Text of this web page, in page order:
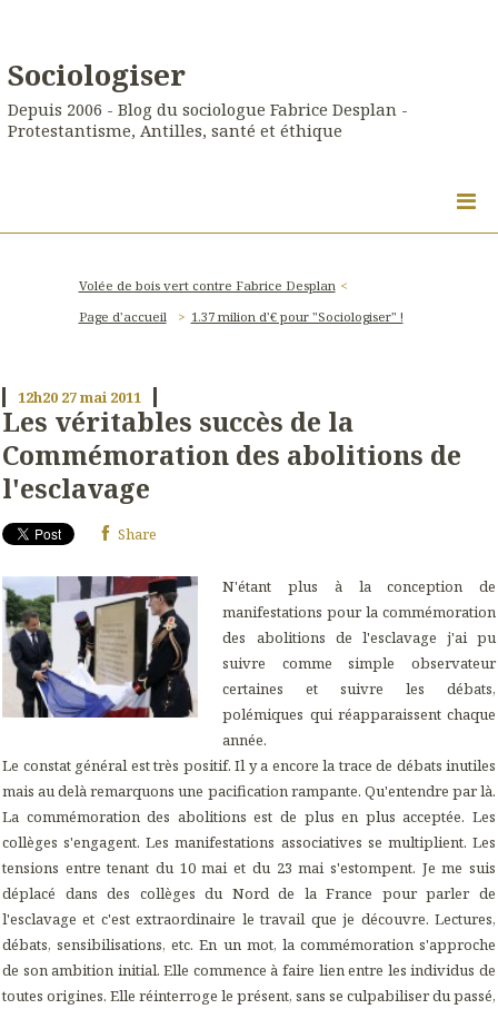
Sociologiser
Depuis 2006 - Blog du sociologue Fabrice Desplan -
Protestantisme, Antilles, santé et éthique
Volée de bois vert contre Fabrice Desplan
Page d'accueil
1.37 milion d'€ pour "Sociologiser" !
12h20 27mai 2011
Les véritables succès de la
Commémoration des abolitions de
l'esclavage
Share
N'étant plus à la conception de
manifestations pour la commémoration
des abolitions de l'esclavage j'ai pu
suivre comme simple observateur
certaines et suivre les débats,
polémiques qui réapparaissent chaque
année.
Le constat général est très positif. Il y a encore la trace de débats inutiles
mais au delà remarquons une pacification rampante. Qu'entendre par là.
La commémoration des abolitions est de plus en plus acceptée. Les
collèges s'engagent. Les manifestations associatives se multiplient. Les
tensions entre tenant du 10 mai et du 23 mai s'estompent. Je me suis
déplacé dans des collèges du Nord de la France pour parler de
l'esclavage et c'est extraordinaire le travail que je découvre. Lectures,
débats, sensibilisations, etc. En un mot, la commémoration s'approche
de son ambition initial. Elle commence à faire lien entre les individus de
toutes origines. Elle réinterroge le présent, sans se culpabiliser du passé,